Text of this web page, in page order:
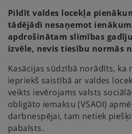
a
n
e
w
a
b
Pildīt valdes locekļa
tādējādi nesaņemot
apdrošinātam slimības
izvēle, nevis tiesību normās
Kasācijas sūdzībā norādīts, ka
iepriekš saistībā ar valdes
veikts ievērojams valsts
obligāto iemaksu (VSAOI)
darbnespējai, tam netiek
pabalsts.